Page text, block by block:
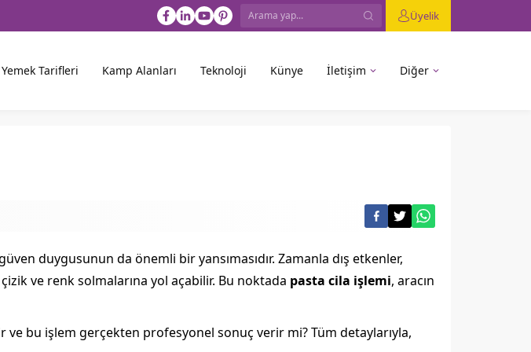
Üyelik
Yemek Tarifleri Kamp Alanları Teknoloji Künye İletişim Diğer
duygusunun da önemli bir yansımasıdır. Zamanla dış etkenler,
ve renk solmalarına yol açabilir. Bu noktada pasta cila işlemi, aracın
bu işlem gerçekten profesyonel sonuç verir mi? Tüm detaylarıyla,